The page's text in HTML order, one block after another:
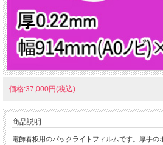
価格:37,000円(税込)
商品説明
電飾看板用のバックライトフィルムです。厚手の